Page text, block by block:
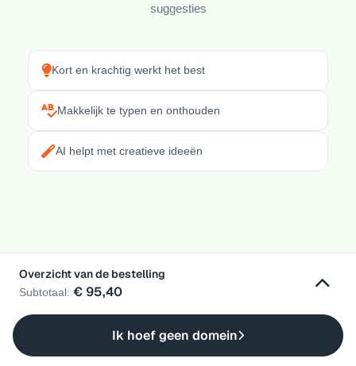
suggesties
Kort en krachtig werkt het best
Makkelijk te typen en onthouden
AI helpt met creatieve ideeën
Overzicht van de bestelling
Subtotaal: € 95,40
Ik hoef geen domein